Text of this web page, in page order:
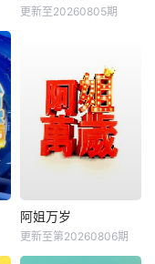
更新至20260805期
阿姐万岁
更新至第20260806期